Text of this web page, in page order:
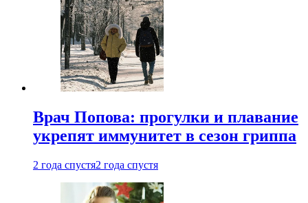
Врач Попова: прогулки и плавание
укрепят иммунитет в сезон гриппа
2 года спустя2 года спустя